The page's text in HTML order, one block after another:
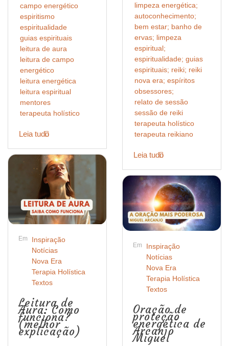
campo energético
espiritismo
espiritualidade
guias espirituais
leitura de aura
leitura de campo
energético
leitura energética
leitura espiritual
mentores
terapeuta holístico
Leia tudo
Em
Inspiração
Notícias
Nova Era
Terapia Holística
Textos
Leitura de
Aura: Como
funciona?
(melhor
explicação)
limpeza energética;
autoconhecimento;
bem estar; banho de
ervas; limpeza
espiritual;
espiritualidade; guias
espirituais; reiki; reiki
nova era; espíritos
obsessores;
relato de sessão
sessão de reiki
terapeuta holístico
terapeuta reikiano
Leia tudo
Em
Inspiração
Notícias
Nova Era
Terapia Holística
Textos
Oração de
proteção
energética de
Arcanjo
Miguel